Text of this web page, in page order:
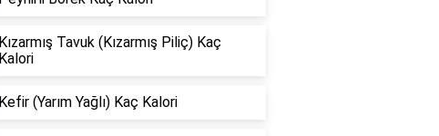
Kızarmış Tavuk (Kızarmış Piliç) Kaç
Kalori
Kefir (Yarım Yağlı) Kaç Kalori